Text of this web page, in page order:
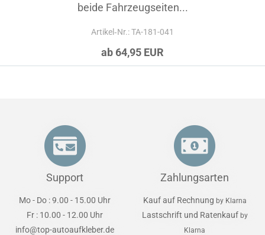
beide Fahrzeugseiten...
Artikel‑Nr.: TA-181-041
ab 64,95 EUR
Support
Mo - Do : 9.00 - 15.00 Uhr
Fr : 10.00 - 12.00 Uhr
info@top-autoaufkleber.de
Zahlungsarten
Kauf auf Rechnung by Klarna
Lastschrift und Ratenkauf by
Klarna